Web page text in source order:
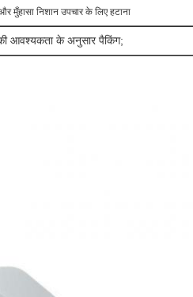
मुँहासा निशान उपचार के लिए हटाना
आवश्यकता के अनुसार पैकिंग;